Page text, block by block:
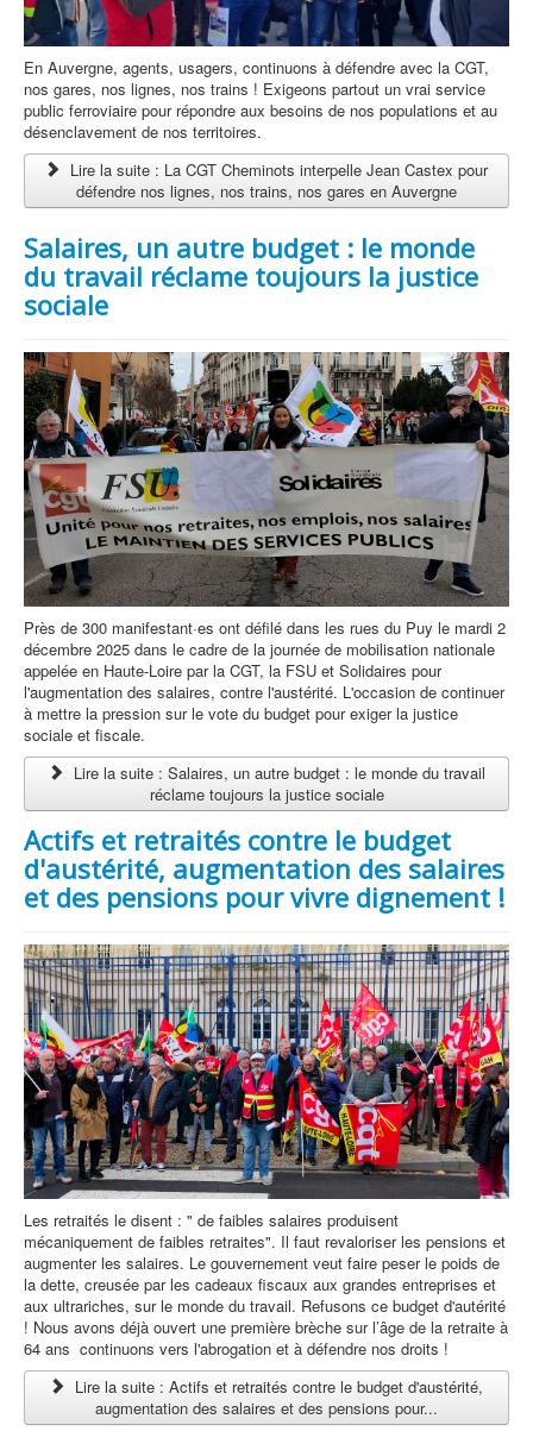
En Auvergne, agents, usagers, continuons à défendre avec la CGT,
nos gares, nos lignes, nos trains ! Exigeons partout un vrai service
public ferroviaire pour répondre aux besoins de nos populations et au
désenclavement de nos territoires.
Lire la suite : La CGT Cheminots interpelle Jean Castex pour
défendre nos lignes, nos trains, nos gares en Auvergne
Salaires, un autre budget : le monde
du travail réclame toujours la justice
sociale
Près de 300 manifestant·es ont défilé dans les rues du Puy le mardi 2
décembre 2025 dans le cadre de la journée de mobilisation nationale
appelée en Haute-Loire par la CGT, la FSU et Solidaires pour
l'augmentation des salaires, contre l'austérité. L'occasion de continuer
à mettre la pression sur le vote du budget pour exiger la justice
sociale et fiscale.
Lire la suite : Salaires, un autre budget : le monde du travail
réclame toujours la justice sociale
Actifs et retraités contre le budget
d'austérité, augmentation des salaires
et des pensions pour vivre dignement !
Les retraités le disent : " de faibles salaires produisent
mécaniquement de faibles retraites". Il faut revaloriser les pensions et
augmenter les salaires. Le gouvernement veut faire peser le poids de
la dette, creusée par les cadeaux fiscaux aux grandes entreprises et
aux ultrariches, sur le monde du travail. Refusons ce budget d'autérité
! Nous avons déjà ouvert une première brèche sur l’âge de la retraite à
64 ans continuons vers l'abrogation et à défendre nos droits !
Lire la suite : Actifs et retraités contre le budget d'austérité,
augmentation des salaires et des pensions pour...